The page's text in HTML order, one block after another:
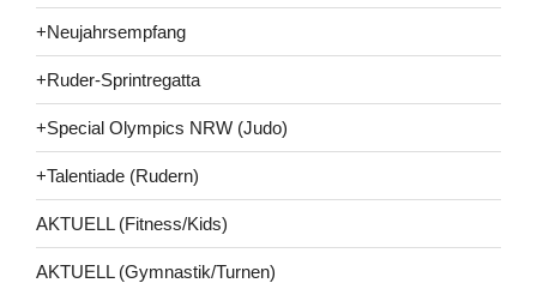
+Neujahrsempfang
+Ruder-Sprintregatta
+Special Olympics NRW (Judo)
+Talentiade (Rudern)
AKTUELL (Fitness/Kids)
AKTUELL (Gymnastik/Turnen)